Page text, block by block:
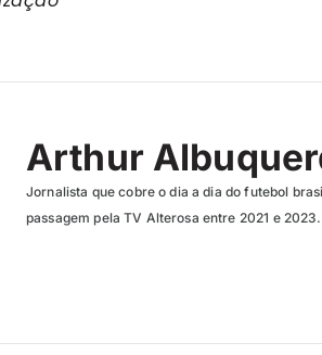
Arthur
Jornalista que cobre o dia a dia do futebol
passagem pela TV Alterosa entre 2021 e 2023.